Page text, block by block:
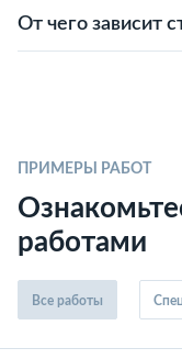
От чего зависит
ПРИМЕРЫ РАБОТ
работами
Все работы